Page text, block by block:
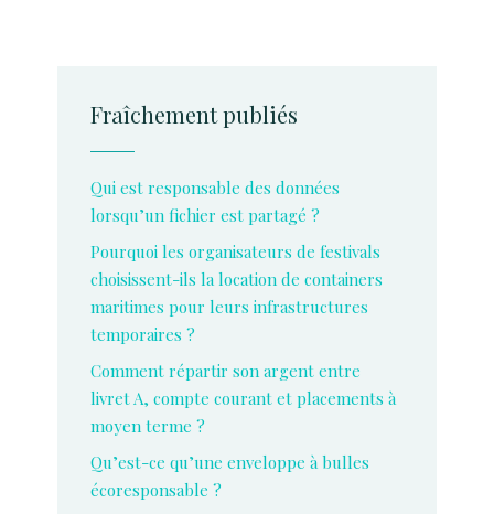
Fraîchement publiés
Qui est responsable des données
lorsqu’un fichier est partagé ?
Pourquoi les organisateurs de festivals
choisissent-ils la location de containers
maritimes pour leurs infrastructures
temporaires ?
Comment répartir son argent entre
livret A, compte courant et placements à
moyen terme ?
Qu’est-ce qu’une enveloppe à bulles
écoresponsable ?